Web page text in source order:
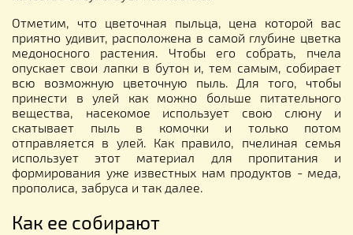
Отметим, что цветочная пыльца, цена которой вас
приятно удивит, расположена в самой глубине цветка
медоносного растения. Чтобы его собрать, пчела
опускает свои лапки в бутон и, тем самым, собирает
всю возможную цветочную пыль. Для того, чтобы
принести в улей как можно больше питательного
вещества, насекомое использует свою слюну и
скатывает пыль в комочки и только потом
отправляется в улей. Как правило, пчелиная семья
использует этот материал для пропитания и
формирования уже известных нам продуктов - меда,
прополиса, забруса и так далее.
Как ее собирают